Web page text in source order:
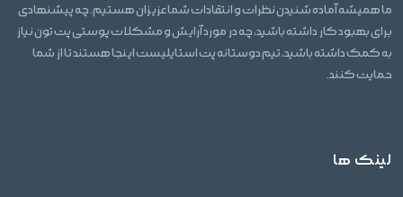
ما همیشه آماده شنیدن نظرات و انتقادات شما عزیزان هستیم. چه پیشنهادی
برای بهبود کار داشته باشید، چه در مورد آرایش و مشکلات پوستی پت تون نیاز
به کمک داشته باشید، تیم دوستانه پت استایلیست اینجا هستند تا از شما
حمایت کنند.
لینک ها